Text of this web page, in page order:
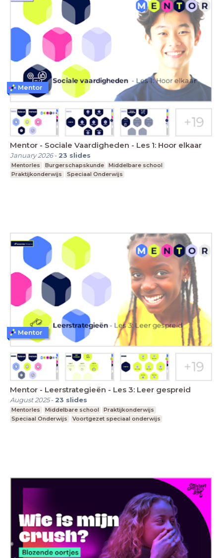
Mentor - Sociale Vaardigheden - Les 1: Hoor elkaar
January 2026- 23 slides
Mentorles Burgerschapskunde
Middelbare school
Praktijkonderwijs
Speciaal Onderwijs
Mentor
Mentor - Leerstrategieën - Les 3: Leer gespreid
August 2025- 23 slides
Mentorles Middelbare school
Praktijkonderwijs
Speciaal Onderwijs
Voortgezet speciaal onderwijs
Mentor